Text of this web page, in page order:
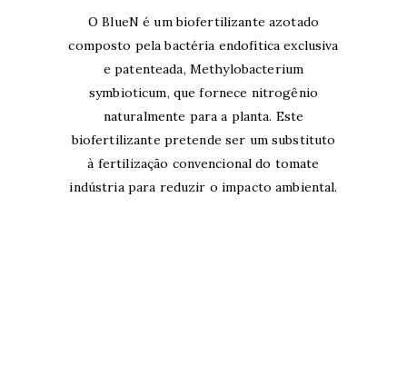
O BlueN é um biofertilizante azotado
composto pela bactéria endofítica exclusiva
e patenteada, Methylobacterium
symbioticum, que fornece nitrogênio
naturalmente para a planta. Este
biofertilizante pretende ser um substituto
à fertilização convencional do tomate
indústria para reduzir o impacto ambiental.